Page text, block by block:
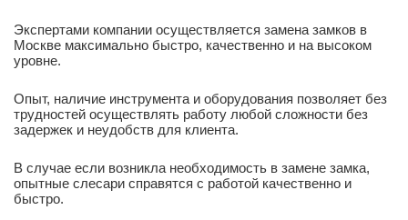
Экспертами компании осуществляется замена замков в
Москве максимально быстро, качественно и на высоком
уровне.
Опыт, наличие инструмента и оборудования позволяет без
трудностей осуществлять работу любой сложности без
задержек и неудобств для клиента.
В случае если возникла необходимость в замене замка,
опытные слесари справятся с работой качественно и
быстро.